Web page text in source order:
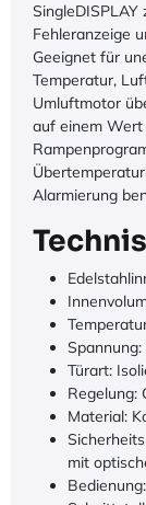
SingleDISPLAY
Fehleranzeige
Geeignet für
Temperatur,
Umluftmotor
auf einem Wert
Alarmierung
Türart:
Regelung:
Material:
mit